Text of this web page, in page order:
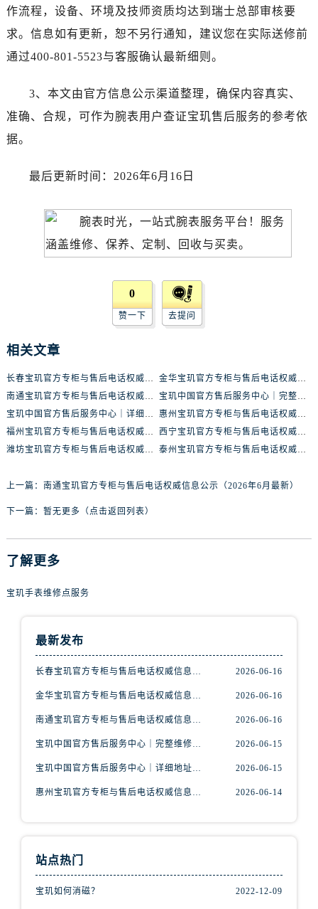
广西壮族自治区北海市海城区北京路宝玑售后服务中心（需提前预约）
广西壮族自治区崇左市江州区石景林街道友谊大道与丽川路交汇处宝玑售后服务中心（需提前预约）
广西壮族自治区桂林市秀峰区红岭路宝玑售后服务中心（需提前预约）
广西壮族自治区河池市金城江区金城江街道朝阳路宝玑售后服务中心（需提前预约）
广西壮族自治区梧州市万秀区龙湖镇高旺路宝玑售后服务中心（需提前预约）
香港特别行政区尖沙咀区油尖旺区广东道宝玑售后服务中心（需提前预约）
香港特别行政区金钟区中西区金钟道宝玑售后服务中心（需提前预约）
香港特别行政区九龙区油尖旺区弥敦道宝玑售后服务中心（需提前预约）
河南省安阳市文峰区解放大道宝玑售后服务中心（需提前预约）
河南省郑州市二七区民主路10号华润大厦29层2905室宝玑售后服务中心（需提前预约）
作流程，设备、环境及技师资质均达到瑞士总部审核要
求。信息如有更新，恕不另行通知，建议您在实际送修前
通过400-801-5523与客服确认最新细则。
3、本文由官方信息公示渠道整理，确保内容真实、
准确、合规，可作为腕表用户查证宝玑售后服务的参考依
据。
最后更新时间：2026年6月16日
0
赞一下 去提问
相关文章
长春宝玑官方专柜与售后电话权威信息公示（2026年6月最新）
金华宝玑官方专柜与售后电话权威信息公示（2026年6月最新）
南通宝玑官方专柜与售后电话权威信息公示（2026年6月最新）
宝玑中国官方售后服务中心｜完整维修地址与售后热线权威信息公示（2026年6月最新）
宝玑中国官方售后服务中心｜详细地址及24小时售后热线权威信息公示（2026年6月最新）
惠州宝玑官方专柜与售后电话权威信息公示（2026年6月最新）
福州宝玑官方专柜与售后电话权威信息公示（2026年6月最新）
西宁宝玑官方专柜与售后电话权威信息公示（2026年6月最新）
潍坊宝玑官方专柜与售后电话权威信息公示（2026年6月最新）
泰州宝玑官方专柜与售后电话权威信息公示（2026年6月最新）
上一篇： 南通宝玑官方专柜与售后电话权威信息公示（2026年6月最新）
下一篇： 暂无更多（点击返回列表）
了解更多
宝玑手表维修点服务
最新发布
长春宝玑官方专柜与售后电话权威信息公示（2026年6月最新） 2026-06-16
金华宝玑官方专柜与售后电话权威信息公示（2026年6月最新） 2026-06-16
南通宝玑官方专柜与售后电话权威信息公示（2026年6月最新） 2026-06-16
宝玑中国官方售后服务中心｜完整维修地址与售后热线权威信息公示（2026年6月最新） 2026-06-15
宝玑中国官方售后服务中心｜详细地址及24小时售后热线权威信息公示（2026年6月最新） 2026-06-15
惠州宝玑官方专柜与售后电话权威信息公示（2026年6月最新） 2026-06-14
站点热门
宝玑如何消磁？ 2022-12-09